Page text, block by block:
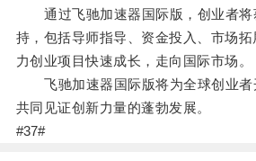
通过飞驰加速器国际版，创业者将
持，包括导师指导、资金投入、市场
力创业项目快速成长，走向国际市场。
飞驰加速器国际版将为全球创业者
共同见证创新力量的蓬勃发展。
#37#